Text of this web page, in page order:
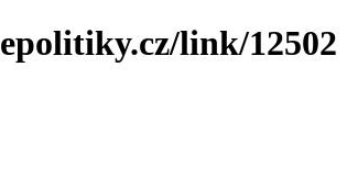
link/12502